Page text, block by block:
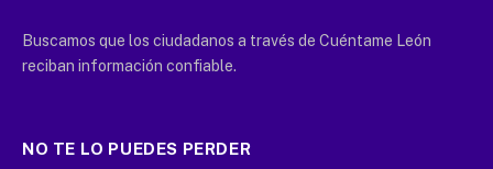
Buscamos que los ciudadanos a través de Cuéntame León
reciban información confiable.
NO TE LO PUEDES PERDER